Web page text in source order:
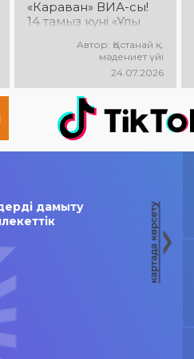
«Караван» ВИА-сы!
14 тамыз күні «Ұлы
«Караван» ВИА-
сының мерекелік
концерті өтеді!
Сіздерді сүйікті
әндер, жанды
музыка, жарқын
эмоциялар мен
көтеріңкі көңіл күй
Автор: Қостанай қ.
мәдениет үйі
24.07.2026
дамыту